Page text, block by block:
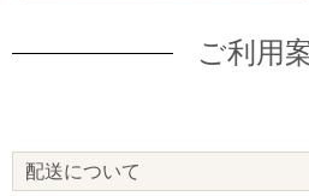
ご利用
配送について